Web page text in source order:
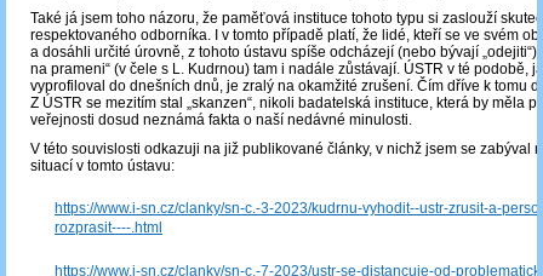
Také já jsem toho názoru, že paměťová instituce tohoto typu si zaslouží
respektovaného odborníka. I v tomto případě platí, že lidé, kteří se ve svém
a dosáhli určité úrovně, z tohoto ústavu spíše odcházejí (nebo bývají „odejiti“),
na prameni“ (v čele s L. Kudrnou) tam i nadále zůstávají. ÚSTR v té podobě,
vyprofiloval do dnešních dnů, je zralý na okamžité zrušení. Čím dříve k tomu
Z ÚSTR se mezitím stal „skanzen“, nikoli badatelská instituce, která by měla
veřejnosti dosud neznámá fakta o naší nedávné minulosti.
V této souvislosti odkazuji na již publikované články, v nichž jsem se zabýval
situací v tomto ústavu:
https://www.i-sn.cz/clanky/sn-c.-3-2023/kudrnu-vyhodit--ustr-zrusit-a-
rozprasit----.html
https://www.i-sn.cz/clanky/sn-c.-7-2023/ustr-se-distancuje-od-